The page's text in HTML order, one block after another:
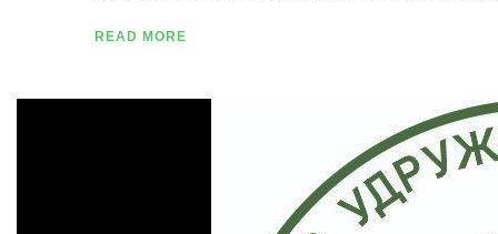
READ MORE